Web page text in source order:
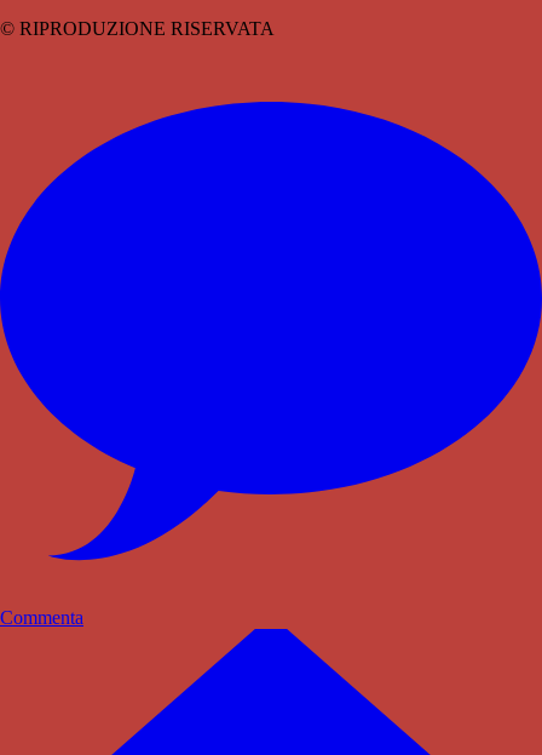
© RIPRODUZIONE RISERVATA
Commenta